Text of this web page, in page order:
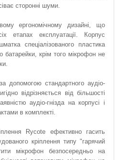
сторонні шуми.
ергономічному дизайні, що
етапах експлуатації. Корпус
спеціалізованого пластика
батарейки, крім того мікрофон не
допомогою стандартного аудіо-
відрізняється від більшості
аудіо-гнізда на корпусі і
в комплекті.
Rycote ефективно гасить
кріплення типу "гарячий
мікрофон безпосередньо на